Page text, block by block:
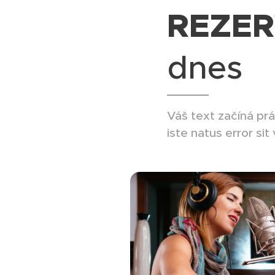
dnes
Váš text začíná
iste natus error sit